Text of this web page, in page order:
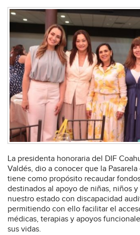
La presidenta honoraria del DIF
Valdés, dio a conocer que la
tiene como propósito recaudar
destinados al apoyo de niñas, niños
nuestro estado con discapacidad
permitiendo con ello facilitar el
médicas, terapias y apoyos
sus vidas.